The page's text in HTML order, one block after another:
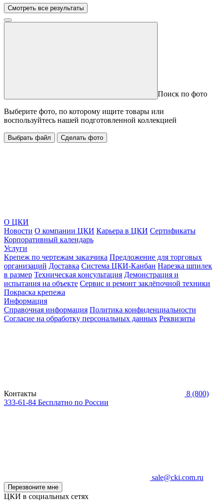
Смотреть все результаты
Поиск по фото
Выберите фото, по которому ищите товары или
воспользуйтесь нашей подготовленной коллекцией
Выбрать файл Сделать фото
О ЦКИ
Новости О компании ЦКИ Карьера в ЦКИ Сертификаты
Корпоративный календарь
Услуги
Крепеж по чертежам заказчика Предложение для торговых
организаций Доставка Система ЦКИ-Канбан Нарезка шпилек
в размер Техническая консультация Демонстрация и
испытания на объекте Сервис и ремонт заклёпочной техники
Покраска крепежа
Информация
Справочная информация Политика конфиденциальности
Согласие на обработку персональных данных Реквизиты
Контакты
8 (800)
333-61-84 Бесплатно по России
sale@cki.com.ru
Перезвоните мне
ЦКИ в социальных сетях